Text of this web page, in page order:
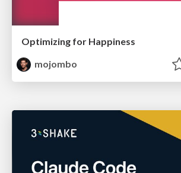
Optimizing for Happiness
mojombo